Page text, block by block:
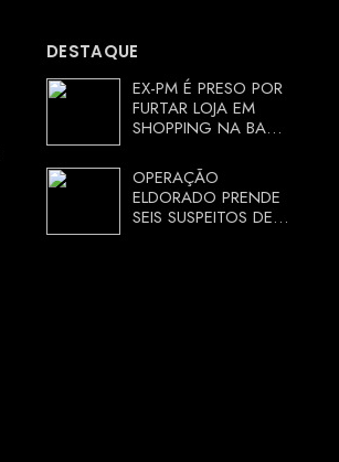
DESTAQUE
EX-PM É PRESO POR
FURTAR LOJA EM
SHOPPING NA BAHIA
CORRENDO DE
DELEGACIA
OPERAÇÃO
ELDORADO PRENDE
SEIS SUSPEITOS DE